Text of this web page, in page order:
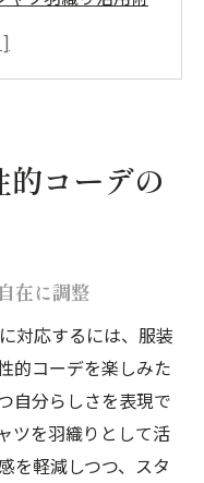
でおしゃれに快
にした羽織りテク
術
性的コーデ術
羽織りが正解
性的コーデ法
ゃれに克服
的コーデの
在に調整
対応するには、服装
的コーデを楽しみた
自分らしさを表現で
ツを羽織りとして活
を軽減しつつ、スタ